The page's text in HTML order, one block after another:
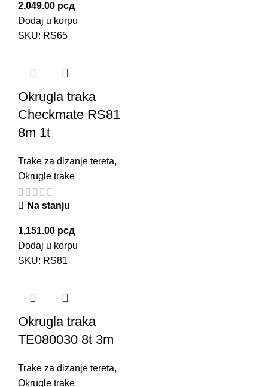
2,049.00 рсд
Dodaj u korpu
SKU: RS65
Okrugla traka
Checkmate RS81
8m 1t
Trake za dizanje tereta,
Okrugle trake
Na stanju
1,151.00 рсд
Dodaj u korpu
SKU: RS81
Okrugla traka
TE080030 8t 3m
Trake za dizanje tereta,
Okrugle trake